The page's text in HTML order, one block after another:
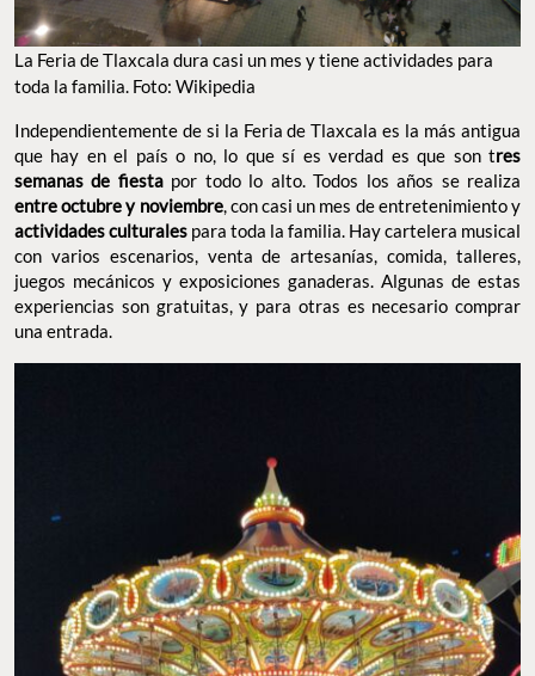
La Feria de Tlaxcala dura casi un mes y tiene actividades para
toda la familia. Foto: Wikipedia
Independientemente de si la Feria de Tlaxcala es la más antigua
que hay en el país o no, lo que sí es verdad es que son tres
semanas de fiestapor todo lo alto. Todos los años se realiza
entre octubre y noviembre, con casi un mes de entretenimiento y
actividades culturales para toda la familia. Hay cartelera musical
con varios escenarios, venta de artesanías, comida, talleres,
juegos mecánicos y exposiciones ganaderas. Algunas de estas
experiencias son gratuitas, y para otras es necesario comprar
una entrada.